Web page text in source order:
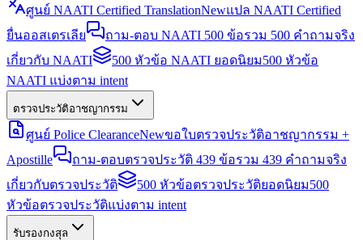
ศูนย์ NAATI Certified TranslationNewแปล NAATI Certified
ยื่นออสเตรเลีย
ถาม-ตอบ NAATI 500 ข้อรวม 500 คำถามจริง
เกี่ยวกับ NAATI
500 หัวข้อ NAATI ยอดนิยม500 หัวข้อ
NAATI แบ่งตาม intent
ตรวจประวัติอาชญากรรม
ศูนย์ Police ClearanceNewขอใบตรวจประวัติอาชญากรรม +
Apostille
ถาม-ตอบตรวจประวัติ 439 ข้อรวม 439 คำถามจริง
เกี่ยวกับตรวจประวัติ
500 หัวข้อตรวจประวัติยอดนิยม500
หัวข้อตรวจประวัติแบ่งตาม intent
รับรองกงสุล